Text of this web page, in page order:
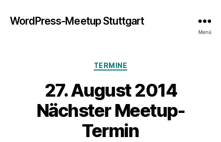
WordPress-Meetup Stuttgart
Menü
Kategorien
TERMINE
27. August 2014
Nächster Meetup-
Termin